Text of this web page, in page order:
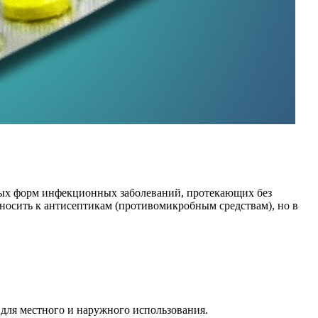
форм инфекционных заболеваний, протекающих без
к антисептикам (противомикробным средствам), но в
местного и наружного использования.